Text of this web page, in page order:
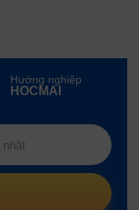
Hướng nghiệp
HOCMAI